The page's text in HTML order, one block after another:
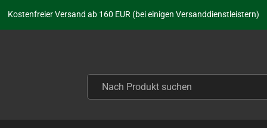
Seit über 20 Jahren Deine Anlaufstelle für neue Retro-Hardware!
Täglicher Versand Mo - Fr aus Deutschland - zollfrei innerhalb der EU!
Täglicher Versand Mo - Fr aus Deutschland - zollfrei innerhalb der EU!
nicht nur - wir KENNEN unsere Produkte. Du brauchst Hilfe? Dann